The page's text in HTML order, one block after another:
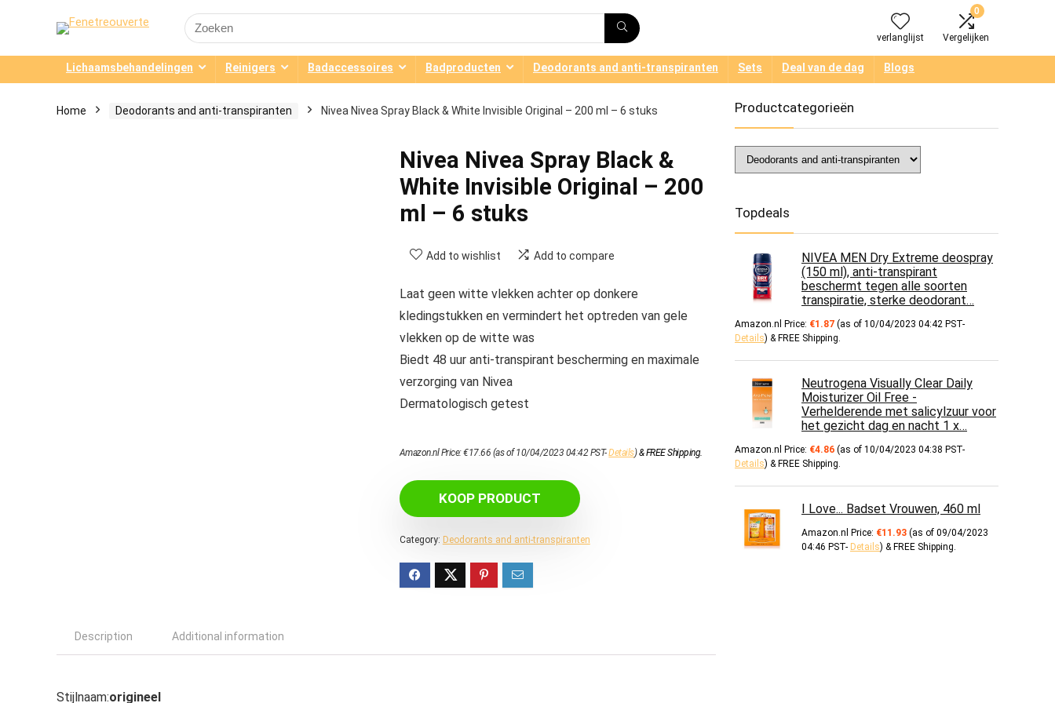
Search
for:
verlanglijst
0
Vergelijken
Lichaamsbehandelingen Reinigers Badaccessoires Badproducten Deodorants and anti-transpiranten Sets Deal van de dag Blogs
Home Deodorants and anti-transpiranten Nivea Nivea Spray Black & White Invisible Original – 200 ml – 6 stuks
Nivea Nivea Spray Black &
White Invisible Original – 200
ml – 6 stuks
Add to wishlist Add to compare
Laat geen witte vlekken achter op donkere
kledingstukken en vermindert het optreden van gele
vlekken op de witte was
Biedt 48 uur anti-transpirant bescherming en maximale
verzorging van Nivea
Dermatologisch getest
Amazon.nl Price:€17.66 (as of 10/04/2023 04:42 PST-Details)&FREE Shipping.
KOOP PRODUCT
Category: Deodorants and anti-transpiranten
Description Additional information
Stijlnaam:origineel
Productcategorieën
Topdeals
NIVEA MEN Dry Extreme deospray
(150 ml), anti-transpirant
beschermt tegen alle soorten
transpiratie, sterke deodorant…
Amazon.nl Price: €1.87 (as of 10/04/2023 04:42 PST-
Details) & FREE Shipping.
Neutrogena Visually Clear Daily
Moisturizer Oil Free -
Verhelderende met salicylzuur voor
het gezicht dag en nacht 1 x…
Amazon.nl Price: €4.86 (as of 10/04/2023 04:38 PST-
Details) & FREE Shipping.
I Love... Badset Vrouwen, 460 ml
Amazon.nl Price: €11.93 (as of 09/04/2023
04:46 PST- Details) & FREE Shipping.